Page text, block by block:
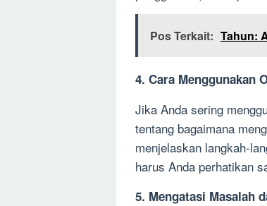
Pos Terkait: Tahun:
4. Cara Menggunakan
Jika Anda sering
tentang bagaimana
menjelaskan langkah-
harus Anda perhatikan
5. Mengatasi Masalah